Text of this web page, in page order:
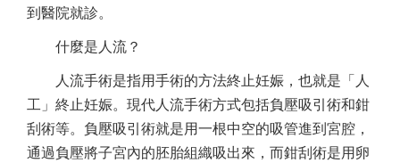
到醫院就診。
什麼是人流？
人流手術是指用手術的方法終止妊娠，也就是「人
工」終止妊娠。現代人流手術方式包括負壓吸引術和鉗
刮術等。負壓吸引術就是用一根中空的吸管進到宮腔，
通過負壓將子宮內的胚胎組織吸出來，而鉗刮術是用卵